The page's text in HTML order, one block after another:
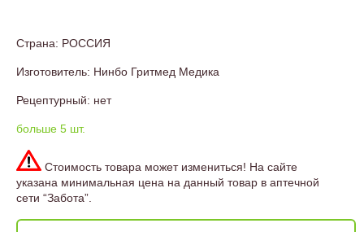
Страна: РОССИЯ
Изготовитель: Нинбо Гритмед Медика
Рецептурный: нет
больше 5 шт.
Стоимость товара может измениться! На сайте
указана минимальная цена на данный товар в аптечной
сети “Забота”.